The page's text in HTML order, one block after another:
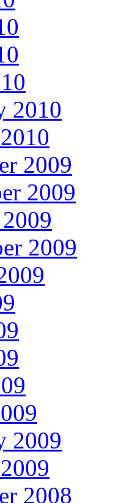
2010
2009
2009
2009
2009
2008